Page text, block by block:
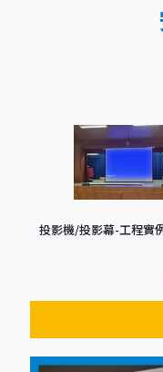
投影機/投影幕-工程實